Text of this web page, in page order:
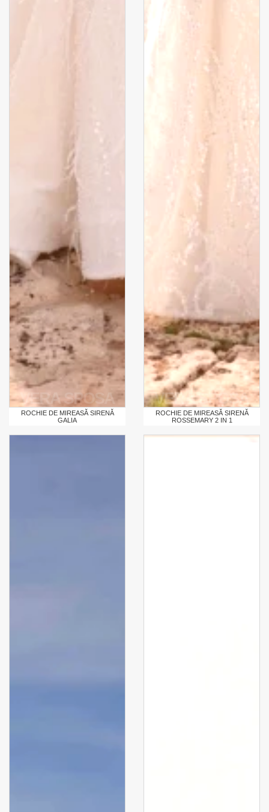
VERA SPOSA
ROCHIE DE MIREASĂ SIRENĂ
GALIA
VERA SPOSA
ROCHIE DE MIREASĂ SIRENĂ
ROSSEMARY 2 IN 1